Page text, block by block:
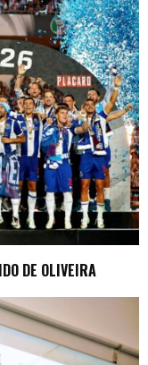
DE OLIVEIRA